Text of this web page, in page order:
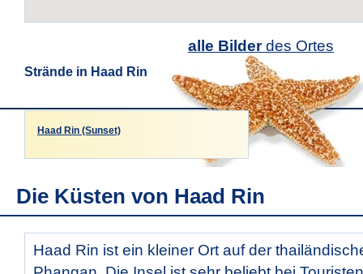
alle Bilderdes Ortes
Strände in Haad Rin
Haad Rin (Sunset)
Die Küsten von Haad Rin
Haad Rin ist ein kleiner Ort auf der